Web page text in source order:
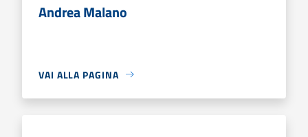
Andrea Malano
VAI ALLA PAGINA